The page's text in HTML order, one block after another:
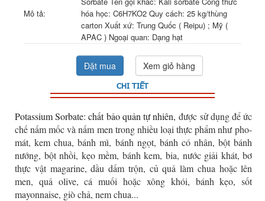
Mô tả:
hóa học: C6H7KO2 Quy cách: 25 kg/thùng
carton Xuất xứ: Trung Quốc ( Reipu) ; Mỹ (
APAC ) Ngoại quan: Dạng hạt
Đặt mua Xem giỏ hàng
CHI TIẾT
Potassium Sorbate: chất bảo quản tự nhiên,được sử dụng để ức
chế nấm mốc và nấm men trong nhiều loại thực phẩm như pho-
mát, kem chua, bánh mì, bánh ngọt, bánh có nhân, bột bánh
nướng, bột nhồi, kẹo mềm, bánh kem, bia, nước giải khát, bơ
thực vật magarine, dầu dấm trộn, củ quả làm chua hoặc lên
men, quả olive, cá muối hoặc xông khói, bánh kẹo, sốt
mayonnaise, giò chả, nem chua...